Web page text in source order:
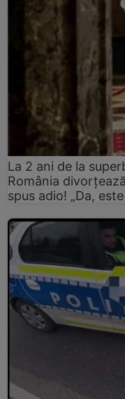
La 2 ani de la
România
spus adio! „Da,